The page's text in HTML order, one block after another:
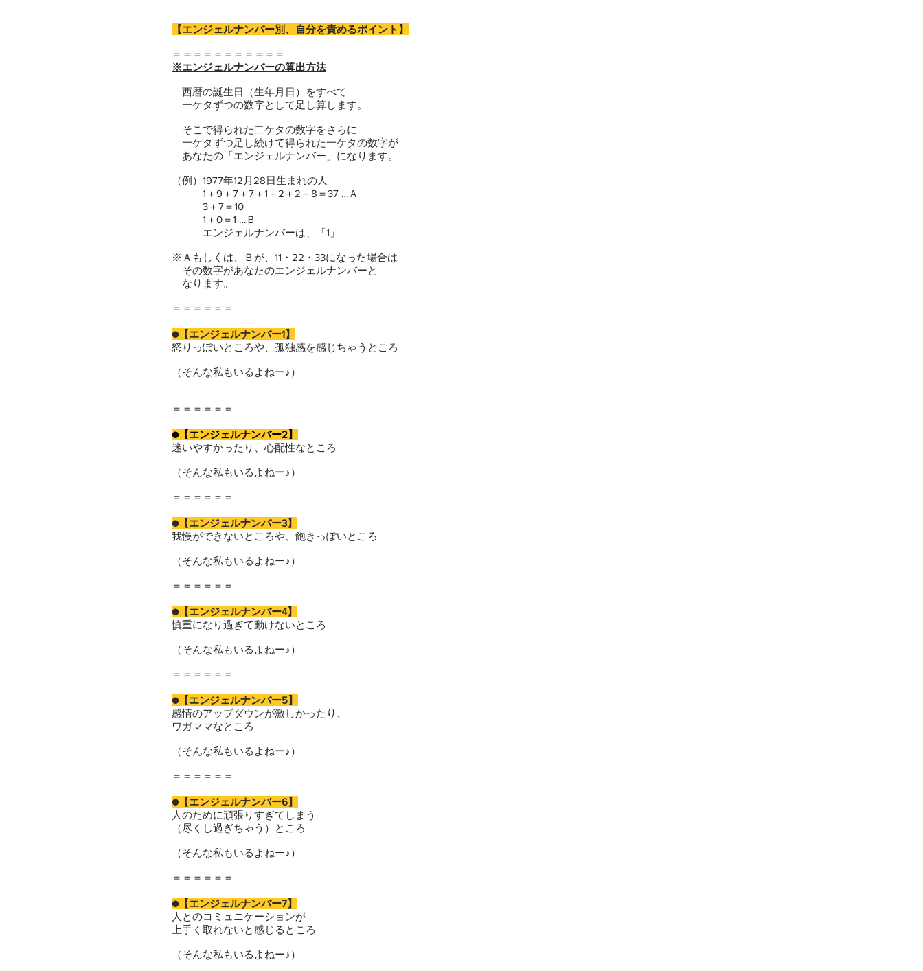
【エンジェルナンバー別、自分を責めるポイント】
＝＝＝＝＝＝＝＝＝＝＝
※エンジェルナンバーの算出方法
西暦の誕生日（生年月日）をすべて
一ケタずつの数字として足し算します。
そこで得られた二ケタの数字をさらに
一ケタずつ足し続けて得られた一ケタの数字が
あなたの「エンジェルナンバー」になります。
（例）1977年12月28日生まれの人
1＋9＋7＋7＋1＋2＋2＋8＝37 …Ａ
3＋7＝10
1＋0＝1 …Ｂ
エンジェルナンバーは、「1」
※Ａもしくは、Ｂが、11・22・33になった場合は
その数字があなたのエンジェルナンバーと
なります。
＝＝＝＝＝＝
●【エンジェルナンバー1】
怒りっぽいところや、孤独感を感じちゃうところ
（そんな私もいるよねー♪）
＝＝＝＝＝＝
●【エンジェルナンバー2】
迷いやすかったり、心配性なところ
（そんな私もいるよねー♪）
＝＝＝＝＝＝
●【エンジェルナンバー3】
我慢ができないところや、飽きっぽいところ
（そんな私もいるよねー♪）
＝＝＝＝＝＝
●【エンジェルナンバー4】
慎重になり過ぎて動けないところ
（そんな私もいるよねー♪）
＝＝＝＝＝＝
●【エンジェルナンバー5】
感情のアップダウンが激しかったり、
ワガママなところ
（そんな私もいるよねー♪）
＝＝＝＝＝＝
●【エンジェルナンバー6】
人のために頑張りすぎてしまう
（尽くし過ぎちゃう）ところ
（そんな私もいるよねー♪）
＝＝＝＝＝＝
●【エンジェルナンバー7】
人とのコミュニケーションが
上手く取れないと感じるところ
（そんな私もいるよねー♪）